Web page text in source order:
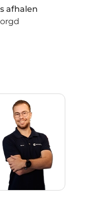
afhalen